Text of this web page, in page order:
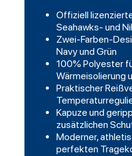
Offiziell
Seahawks- und
Zwei-Farben-
Navy und Grün
100% Polyester
Wärmeisolierung
Praktischer
Kapuze und
zusätzlichen
Moderner,
perfekten